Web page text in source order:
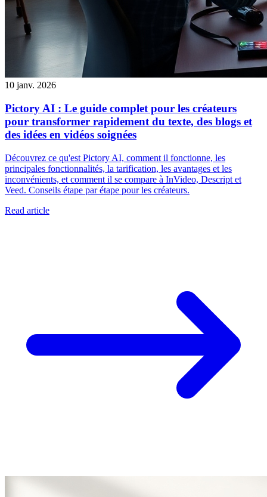
10 janv. 2026
Pictory AI : Le guide complet pour les créateurs
pour transformer rapidement du texte, des blogs et
des idées en vidéos soignées
Découvrez ce qu'est Pictory AI, comment il fonctionne, les
principales fonctionnalités, la tarification, les avantages et les
inconvénients, et comment il se compare à InVideo, Descript et
Veed. Conseils étape par étape pour les créateurs.
Read article